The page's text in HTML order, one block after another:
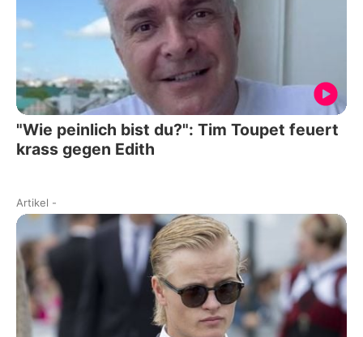
"Wie peinlich bist du?": Tim Toupet feuert
krass gegen Edith
Artikel -